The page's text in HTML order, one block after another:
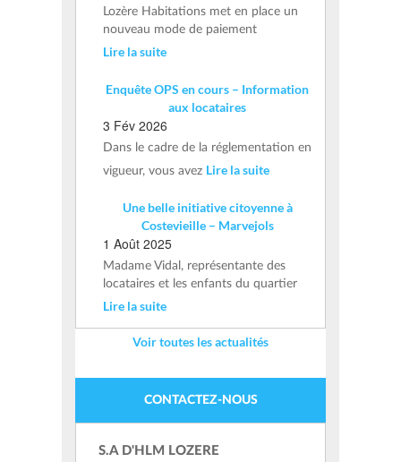
Lozère Habitations met en place un
nouveau mode de paiement
Lire la suite
Enquête OPS en cours – Information
aux locataires
3 Fév 2026
Dans le cadre de la réglementation en
vigueur, vous avez Lire la suite
Une belle initiative citoyenne à
Costevieille – Marvejols
1 Août 2025
Madame Vidal, représentante des
locataires et les enfants du quartier
Lire la suite
Voir toutes les actualités
CONTACTEZ-NOUS
S.A D'HLM LOZERE